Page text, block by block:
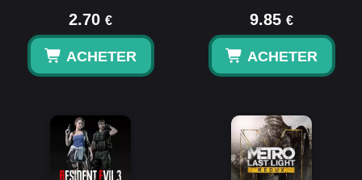
2.70 €
ACHETER
9.85 €
ACHETER